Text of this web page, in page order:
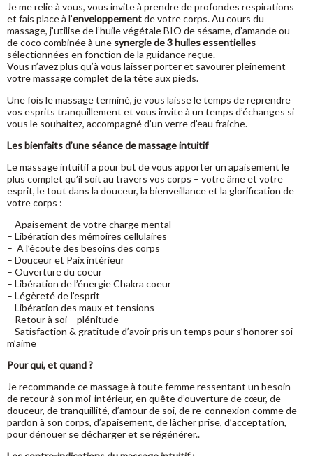
Je me relie à vous, vous invite à prendre de profondes respirations
et fais place à l’enveloppementde votre corps. Au cours du
massage, j’utilise de l’huile végétale BIO de sésame, d’amande ou
de coco combinée à une synergie de 3 huiles essentielles
sélectionnées en fonction de la guidance reçue.
Vous n’avez plus qu’à vous laisser porter et savourer pleinement
votre massage complet de la tête aux pieds.
Une fois le massage terminé, je vous laisse le temps de reprendre
vos esprits tranquillement et vous invite à un temps d’échanges si
vous le souhaitez, accompagné d’un verre d’eau fraiche.
Les bienfaits d’une séance de massage intuitif
Le massage intuitif a pour but de vous apporter un apaisement le
plus complet qu’il soit au travers vos corps – votre âme et votre
esprit, le tout dans la douceur, la bienveillance et la glorification de
votre corps :
– Apaisement de votre charge mental
– Libération des mémoires cellulaires
– A l’écoute des besoins des corps
– Douceur et Paix intérieur
– Ouverture du coeur
– Libération de l’énergie Chakra coeur
– Légèreté de l’esprit
– Libération des maux et tensions
– Retour à soi – plénitude
– Satisfaction & gratitude d’avoir pris un temps pour s’honorer soi
m’aime
Pour qui, et quand ?
Je recommande ce massage à toute femme ressentant un besoin
de retour à son moi-intérieur, en quête d’ouverture de cœur, de
douceur, de tranquillité, d’amour de soi, de re-connexion comme de
pardon à son corps, d’apaisement, de lâcher prise, d’acceptation,
pour dénouer se décharger et se régénérer..